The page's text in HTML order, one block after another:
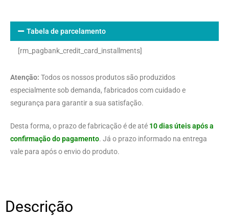
Tabela de parcelamento
[rm_pagbank_credit_card_installments]
Atenção: Todos os nossos produtos são produzidos
especialmente sob demanda, fabricados com cuidado e
segurança para garantir a sua satisfação.
Desta forma, o prazo de fabricação é de até 10 dias úteis após a
confirmação do pagamento. Já o prazo informado na entrega
vale para após o envio do produto.
Descrição